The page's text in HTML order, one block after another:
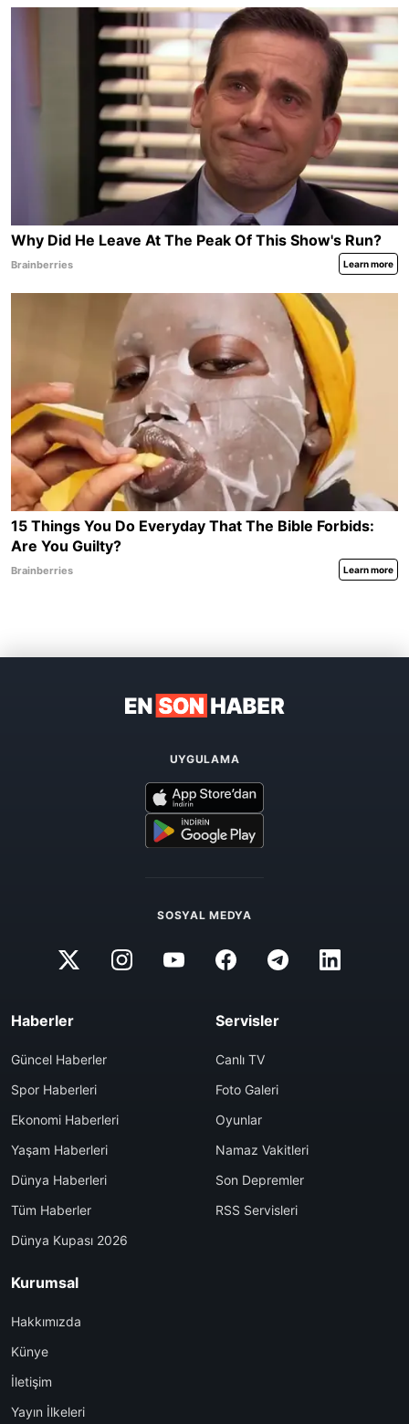
UYGULAMA
SOSYAL MEDYA
Haberler
Güncel Haberler
Spor Haberleri
Ekonomi Haberleri
Yaşam Haberleri
Dünya Haberleri
Tüm Haberler
Dünya Kupası 2026
Servisler
Canlı TV
Foto Galeri
Oyunlar
Namaz Vakitleri
Son Depremler
RSS Servisleri
Kurumsal
Hakkımızda
Künye
İletişim
Yayın İlkeleri